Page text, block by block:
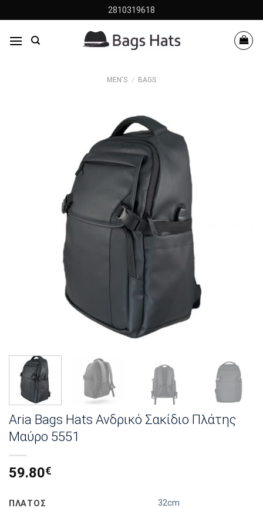
to
content
2810319618
MEN'S / BAGS
Aria Bags Hats Ανδρικό Σακίδιο Πλάτης
Μαύρο 5551
59.80€
ΠΛΑΤΟΣ 32cm